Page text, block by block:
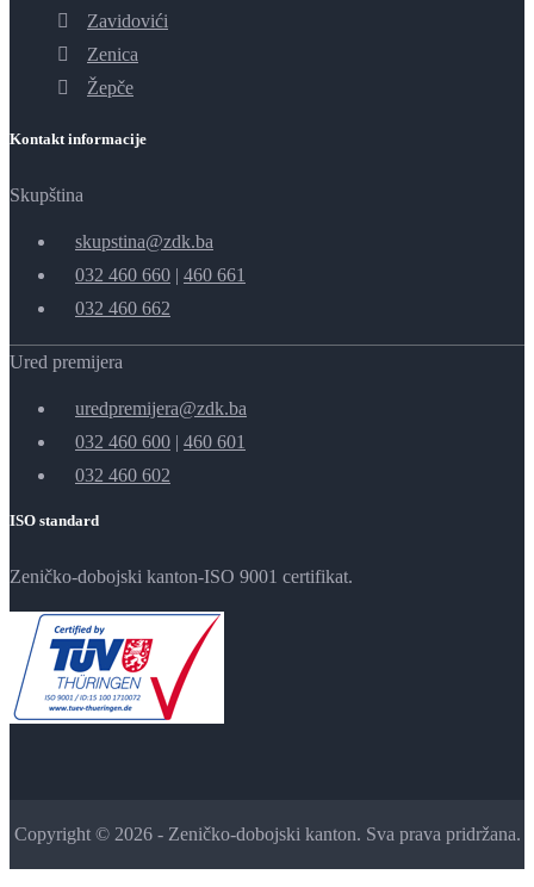
Zavidovići
Zenica
Žepče
Kontakt informacije
Skupština
skupstina@zdk.ba
032 460 660 | 460 661
032 460 662
Ured premijera
uredpremijera@zdk.ba
032 460 600 | 460 601
032 460 602
ISO standard
Zeničko-dobojski kanton-ISO 9001 certifikat.
Copyright © 2026 - Zeničko-dobojski kanton. Sva prava pridržana.